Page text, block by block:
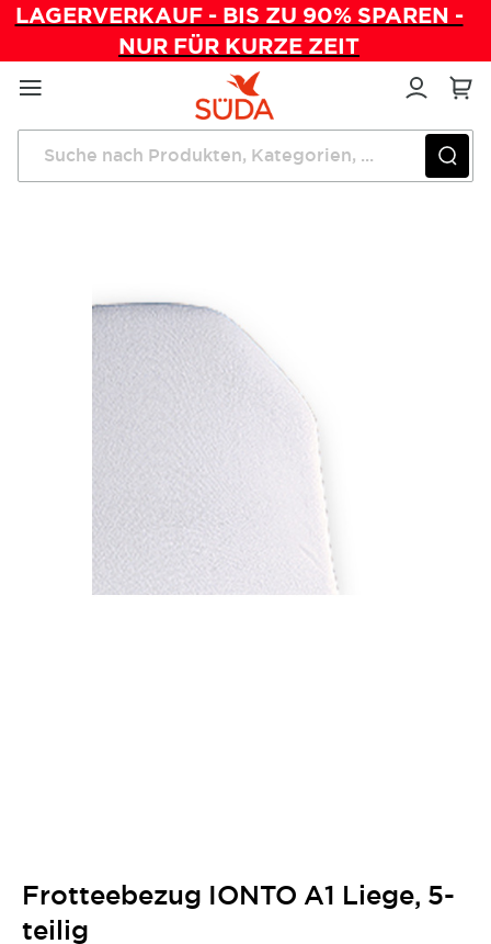
LAGERVERKAUF - BIS ZU 90% SPAREN -
NUR FÜR KURZE ZEIT
Direkt
zum
Inhalt
Startseite Frotteebezug IONTO A1 Liege, 5-teilig
Frotteebezug IONTO A1 Liege, 5-
teilig